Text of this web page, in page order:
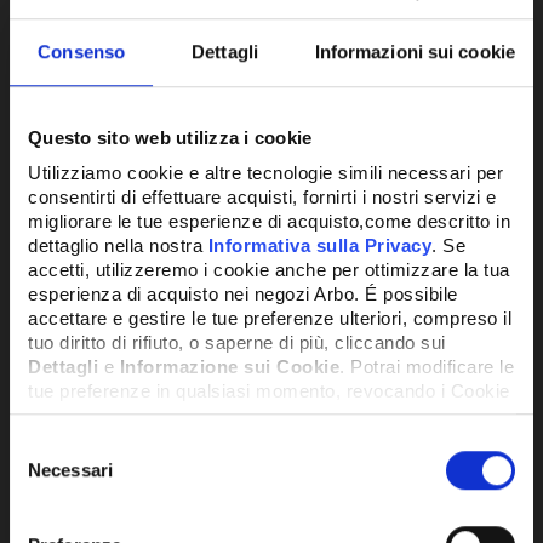
Consenso Dettagli Informazioni sui cookie
Questo sito web utilizza i cookie
Utilizziamo cookie e altre tecnologie simili necessari per
consentirti di effettuare acquisti, fornirti i nostri servizi e
migliorare le tue esperienze di acquisto,come descritto in
dettaglio nella nostra Informativa sulla Privacy. Se
accetti, utilizzeremo i cookie anche per ottimizzare la tua
esperienza di acquisto nei negozi Arbo. É possibile
accettare e gestire le tue preferenze ulteriori, compreso il
tuo diritto di rifiuto, o saperne di più, cliccando sui
Dettagli e Informazione sui Cookie. Potrai modificare le
tue preferenze in qualsiasi momento, revocando i Cookie
precedentemente autorizzati, direttamente dalle
delNecessari
RIDUTTORE FP6
64,57€+ IVA
DISPONIBILE